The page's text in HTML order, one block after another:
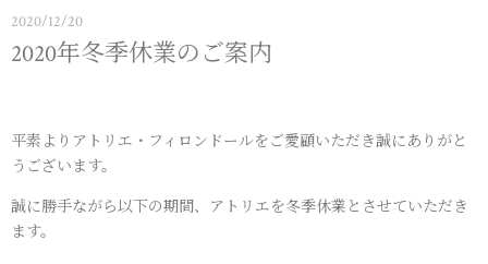
2020/12/20
2020年冬季休業のご案内
平素よりアトリエ・フィロンドールをご愛顧いただき誠にありがと
うございます。
誠に勝手ながら以下の期間、アトリエを冬季休業とさせていただき
ます。